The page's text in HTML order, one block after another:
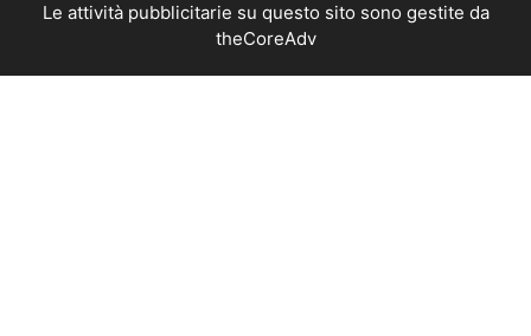
Le attività pubblicitarie su questo sito sono gestite da
theCoreAdv